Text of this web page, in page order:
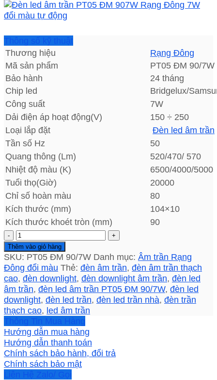
Thông số kỹ thuật
Thương hiệu
Rạng Đông
Mã sản phẩm
PT05 ĐM 90/7W
Bảo hành
24 tháng
Chip led
Bridgelux/
Công suất
7W
Dải điện áp hoạt động(V)
150 ÷ 250
Loại lắp đặt
Đèn led âm trần
Tần số Hz
50
Quang thông (Lm)
520/470/ 570
Nhiệt độ màu (K)
6500/4000/5000
Tuổi thọ(Giờ)
20000
Chỉ số hoàn màu
80
Kích thước (mm)
104×10
Kích thước khoét tròn (mm)
90
Đèn
led
âm
trần
PT05
ĐM
90/7W
Rạng
Đông
7W
đổi
màu
tự
động
Thêm vào giỏ hàng
SKU: PT05 ĐM 90/7W Danh mục: Âm trần Rạng
Đông đổi màu Thẻ: đèn âm trần, đèn âm trần thạch
cao, đèn downlight, đèn downlight âm trần, đèn led
âm trần, đèn led âm trần PT05 ĐM 90/7W, đèn led
downlight, đèn led trần, đèn led trần nhà, đèn trần
thạch cao, led âm trần
Thông Tin Mua Hàng
Hướng dẫn mua hàng
Hướng dẫn thanh toán
Chính sách bảo hành, đổi trả
Chính sách bảo mật
Liên Hệ Zalo/ Gọi